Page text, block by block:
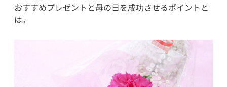
おすすめプレゼントと母の日を成功させるポイントと
は。